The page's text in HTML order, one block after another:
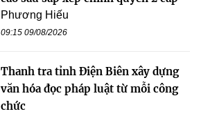
Phương Hiếu
09:15 09/08/2026
Thanh tra tỉnh Điện Biên xây dựng
văn hóa đọc pháp luật từ mỗi công
chức